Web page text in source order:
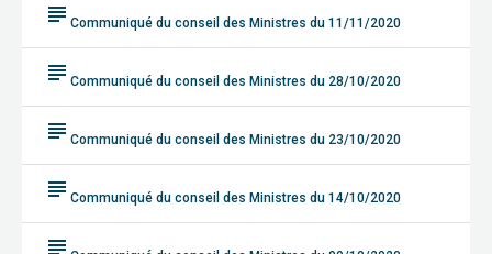
subject Communiqué du conseil des Ministres du 11/11/2020
subject Communiqué du conseil des Ministres du 28/10/2020
subject Communiqué du conseil des Ministres du 23/10/2020
subject Communiqué du conseil des Ministres du 14/10/2020
subject